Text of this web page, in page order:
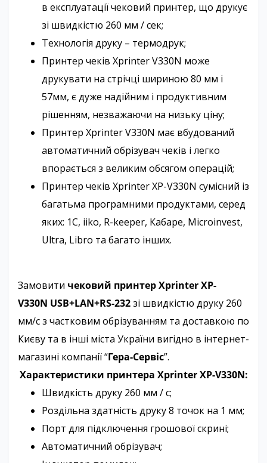
в експлуатації чековий принтер, що друкує
зі швидкістю 260 мм / сек;
Технологія друку – термодрук;
Принтер чеків Xprinter V330N може
друкувати на стрічці шириною 80 мм і
57мм, є дуже надійним і продуктивним
рішенням, незважаючи на низьку ціну;
Принтер Xprinter V330N має вбудований
автоматичний обрізувач чеків і легко
впорається з великим обсягом операцій;
Принтер чеків Xprinter XP-V330N сумісний із
багатьма програмними продуктами, серед
яких: 1C, iiko, R-keeper, Кабаре, Microinvest,
Ultra, Libro та багато інших.
Замовити чековий принтер Xprinter XP-
V330N USB+LAN+RS-232зі швидкістю друку 260
мм/с з частковим обрізуванням та доставкою по
Києву та в інші міста України вигідно в інтернет-
магазині компанії “Гера-Сервіс”.
Характеристики принтера Xprinter XP-V330N:
Швидкість друку 260 мм / с;
Роздільна здатність друку 8 точок на 1 мм;
Порт для підключення грошової скрині;
Автоматичний обрізувач;